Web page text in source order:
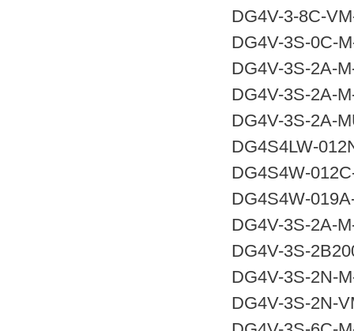
DG4V-3-8C-
DG4V-3S-0C-
DG4V-3S-2A-
DG4V-3S-2A-
DG4V-3S-2A-
DG4S4LW-
DG4S4W-
DG4S4W-
DG4V-3S-2A-
DG4V-3S-
DG4V-3S-2N-
DG4V-3S-2N-